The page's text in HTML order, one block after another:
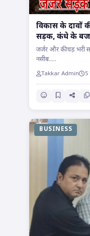
विकास के दावों
सड़क, कंधे के
जर्जर और कीचड़ भरी
नसीब.....
Takkar Admin 5
BUSINESS